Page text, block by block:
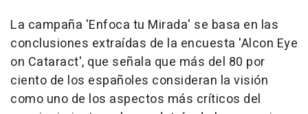
La campaña 'Enfoca tu Mirada' se basa en las
conclusiones extraídas de la encuesta 'Alcon Eye
on Cataract', que señala que más del 80 por
ciento de los españoles consideran la visión
como uno de los aspectos más críticos del